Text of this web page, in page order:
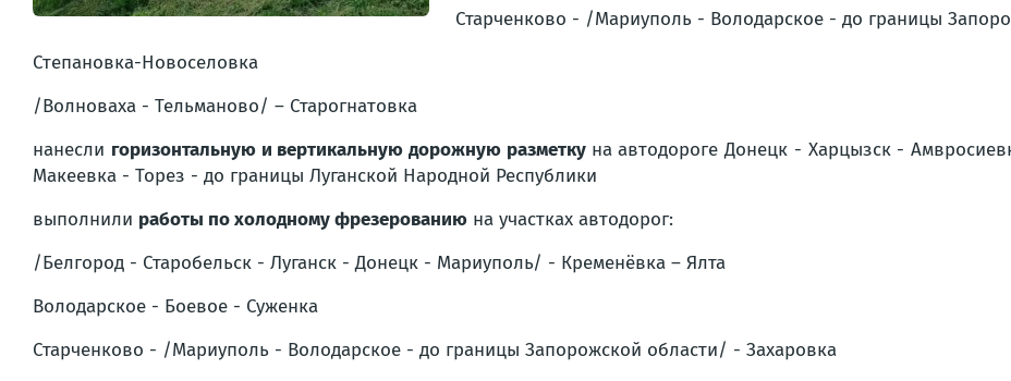
Старченково - /Мариуполь - Володарское - до границы
Степановка-Новоселовка
/Волноваха - Тельманово/ – Старогнатовка
нанесли горизонтальную и вертикальную дорожную разметку на автодорогеДонецк - Харцызск -
Макеевка - Торез - до границы Луганской Народной Республики
выполнили работы по холодному фрезерованию на участках автодорог:
/Белгород - Старобельск - Луганск - Донецк - Мариуполь/ - Кременёвка – Ялта
Володарское - Боевое - Суженка
Старченково - /Мариуполь - Володарское - до границы Запорожской области/ - Захаровка